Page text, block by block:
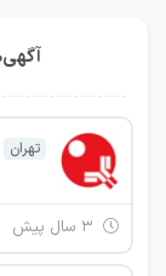
تهران